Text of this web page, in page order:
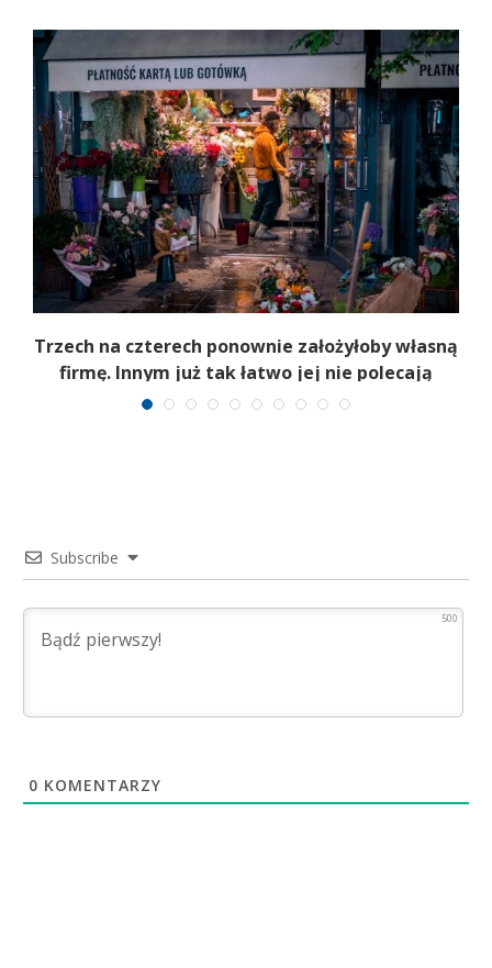
Trzech na czterech ponownie założyłoby własną
firmę. Innym już tak łatwo jej nie polecają
Subscribe
500
0 KOMENTARZY